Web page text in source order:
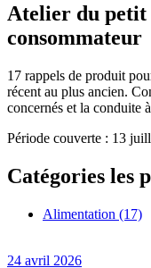
Atelier du petit
consommateur
17 rappels de produit
récent au plus ancien.
concernés et la conduite
Période couverte : 13
Catégories les
Alimentation (17)
24 avril 2026